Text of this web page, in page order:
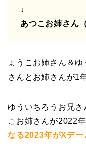
↓
あつこお姉さん
ょうこお姉さん＆
さんとお姉さんが1
ゆういちろうお兄
こお姉さんが2022
なる2023年がXデ